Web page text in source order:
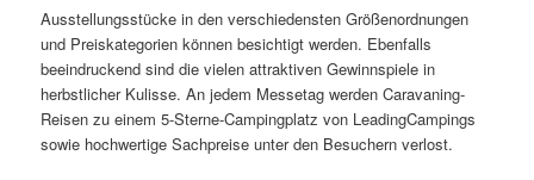
Ausstellungsstücke in den verschiedensten Größenordnungen
und Preiskategorien können besichtigt werden. Ebenfalls
beeindruckend sind die vielen attraktiven Gewinnspiele in
herbstlicher Kulisse. An jedem Messetag werden Caravaning-
Reisen zu einem 5-Sterne-Campingplatz von LeadingCampings
sowie hochwertige Sachpreise unter den Besuchern verlost.